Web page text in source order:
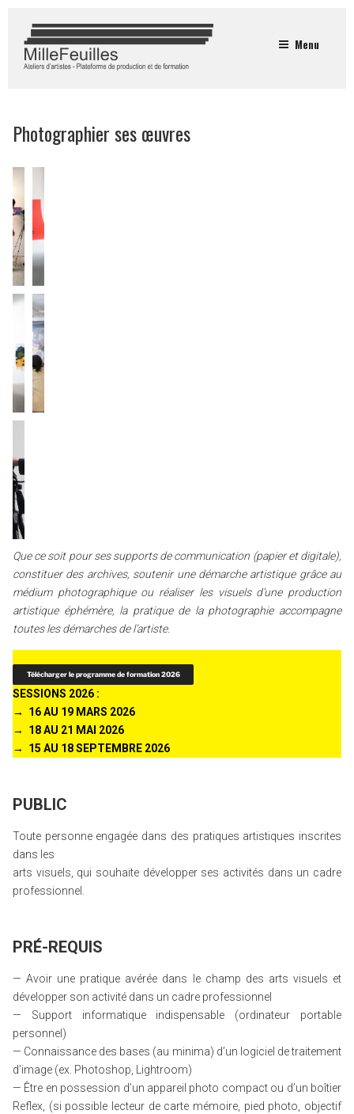
Menu
Photographier ses œuvres
Que ce soit pour ses supports de communication (papier et digitale),
constituer des archives, soutenir une démarche artistique grâce au
médium photographique ou réaliser les visuels d’une production
artistique éphémère, la pratique de la photographie accompagne
toutes les démarches de l’artiste.
Télécharger le programme de formation 2026
SESSIONS 2026 :
→ 16 AU 19 MARS 2026
→
18 AU 21 MAI 2026
→
15 AU 18 SEPTEMBRE 2026
PUBLIC
Toute personne engagée dans des pratiques artistiques inscrites
dans les
arts visuels, qui souhaite développer ses activités dans un cadre
professionnel.
PRÉ-REQUIS
— Avoir une pratique avérée dans le champ des arts visuels et
développer son activité dans un cadre professionnel
— Support informatique indispensable (ordinateur portable
personnel)
— Connaissance des bases (au minima) d’un logiciel de traitement
d’image (ex. Photoshop, Lightroom)
— Être en possession d’un appareil photo compact ou d’un boîtier
Reflex, (si possible lecteur de carte mémoire, pied photo, objectif